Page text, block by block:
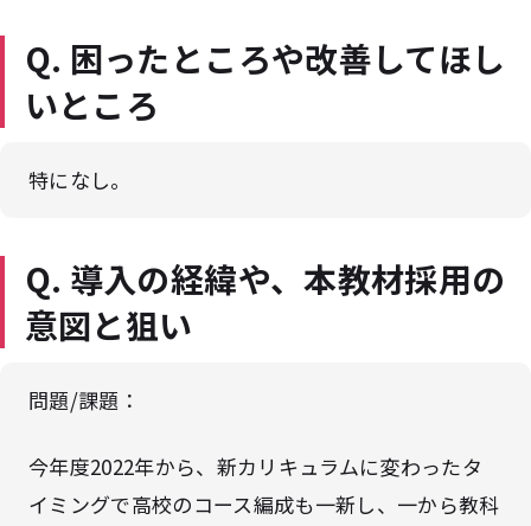
Q. 困ったところや改善してほし
いところ
特になし。
Q. 導入の経緯や、本教材採用の
意図と狙い
問題/課題：
今年度2022年から、新カリキュラムに変わったタ
イミングで高校のコース編成も一新し、一から教科